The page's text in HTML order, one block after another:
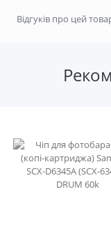
Відгуків про цей